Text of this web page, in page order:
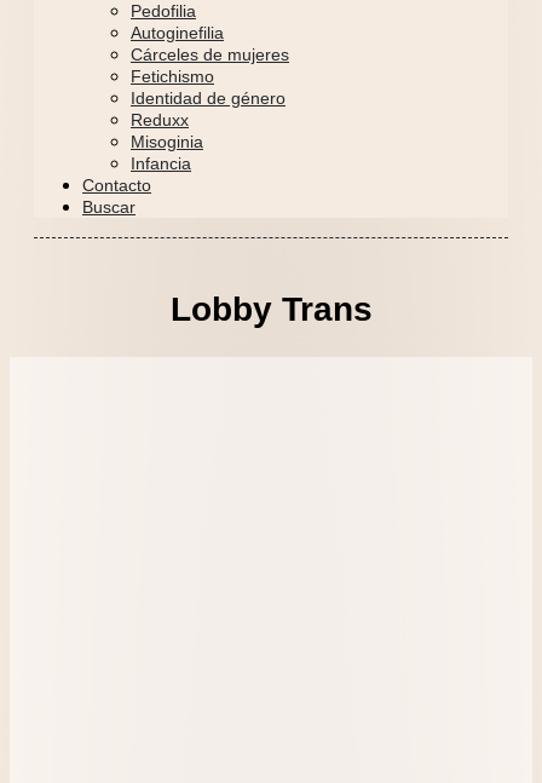
Pedofilia
Autoginefilia
Cárceles de mujeres
Fetichismo
Identidad de género
Reduxx
Misoginia
Infancia
Contacto
Buscar
Lobby Trans